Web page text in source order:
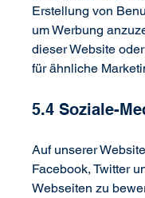
Erstellung von
um Werbung
dieser Website
für ähnliche
5.4 Soziale-
Auf unserer
Facebook, Twitter
Webseiten zu